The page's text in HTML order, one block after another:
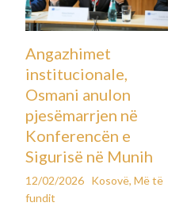
Angazhimet
institucionale,
Osmani anulon
pjesëmarrjen në
Konferencën e
Sigurisë në Munih
12/02/2026 Kosovë,Më të
fundit